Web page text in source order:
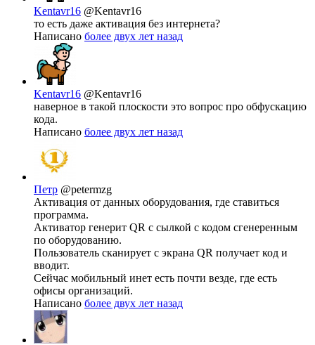
Kentavr16 @Kentavr16
то есть даже активация без интернета?
Написано более двух лет назад
Kentavr16 @Kentavr16
наверное в такой плоскости это вопрос про обфускацию
кода.
Написано более двух лет назад
Петр @petermzg
Активация от данных оборудования, где ставиться
программа.
Активатор генерит QR с сылкой с кодом сгенеренным
по оборудованию.
Пользователь сканирует с экрана QR получает код и
вводит.
Сейчас мобильный инет есть почти везде, где есть
офисы организаций.
Написано более двух лет назад